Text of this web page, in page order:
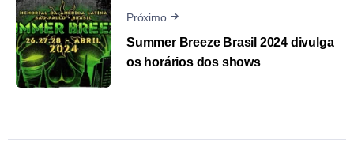
Próximo
Summer Breeze Brasil 2024 divulga
os horários dos shows